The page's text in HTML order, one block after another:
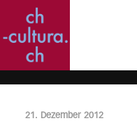
21. Dezember 2012